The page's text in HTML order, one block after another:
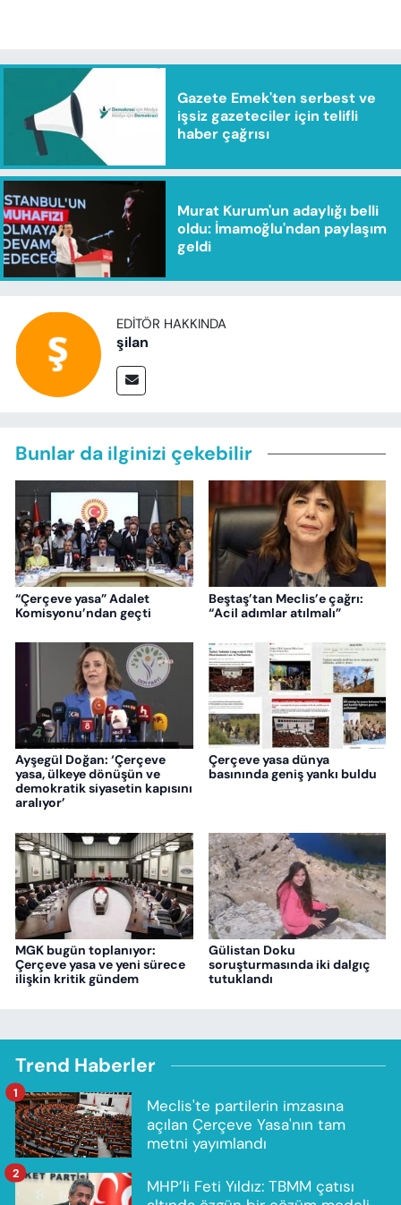
Gazete Emek'ten serbest ve
işsiz gazeteciler için telifli
haber çağrısı
Murat Kurum'un adaylığı belli
oldu: İmamoğlu'ndan paylaşım
geldi
EDITÖR HAKKINDA
şilan
Bunlar da ilginizi çekebilir
“Çerçeve yasa” Adalet
Komisyonu’ndan geçti
Beştaş’tan Meclis’e çağrı:
“Acil adımlar atılmalı”
Ayşegül Doğan: ‘Çerçeve
yasa, ülkeye dönüşün ve
demokratik siyasetin kapısını
aralıyor’
Çerçeve yasa dünya
basınında geniş yankı buldu
MGK bugün toplanıyor:
Çerçeve yasa ve yeni sürece
ilişkin kritik gündem
Gülistan Doku
soruşturmasında iki dalgıç
tutuklandı
Trend Haberler
Meclis'te partilerin imzasına
açılan Çerçeve Yasa'nın tam
metni yayımlandı
1
MHP’li Feti Yıldız: TBMM çatısı
2